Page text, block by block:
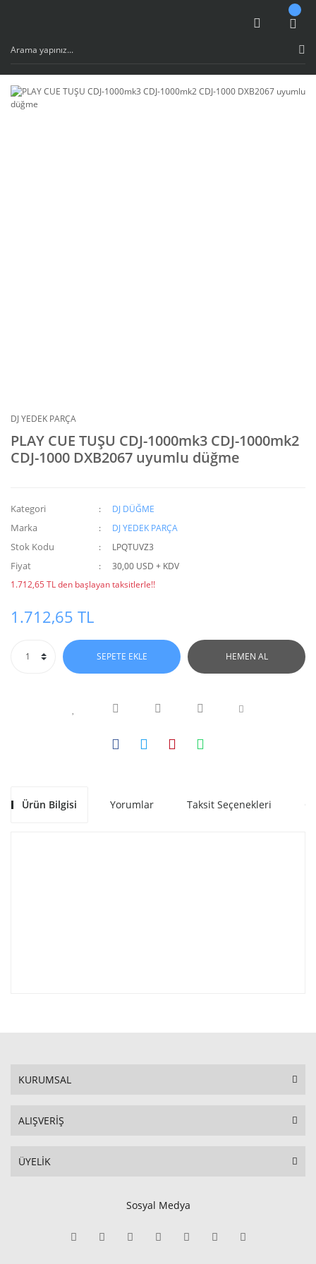
DJ YEDEK PARÇA
PLAY CUE TUŞU CDJ-1000mk3 CDJ-1000mk2
CDJ-1000 DXB2067 uyumlu düğme
Kategori DJ DÜĞME
Marka DJ YEDEK PARÇA
Stok Kodu LPQTUVZ3
Fiyat
30,00 USD + KDV
1.712,65 TL den başlayan taksitlerle!!
1.712,65 TL
SEPETE EKLE HEMEN AL
Ürün Bilgisi Yorumlar Taksit Seçenekleri
KURUMSAL
ALIŞVERİŞ
ÜYELİK
Sosyal Medya